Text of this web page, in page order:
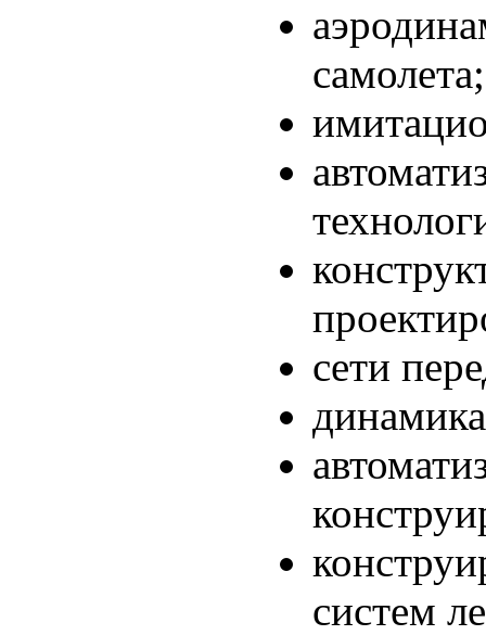
самолета;
сети
систем